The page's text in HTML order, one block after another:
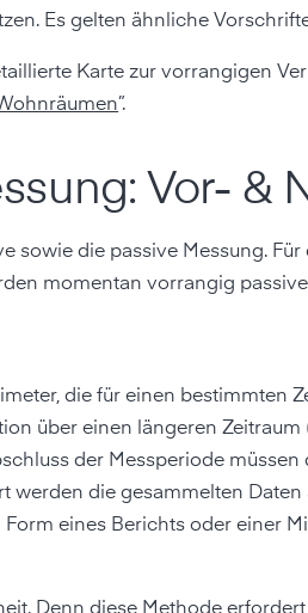
Es gelten ähnliche
Karte zur vorrangigen
”.
Vor- &
sowie die passive Messung.
momentan vorrangig
die für einen bestimmten
über einen längeren Zeitraum
der Messperiode
werden die gesammelten
eines Berichts oder einer